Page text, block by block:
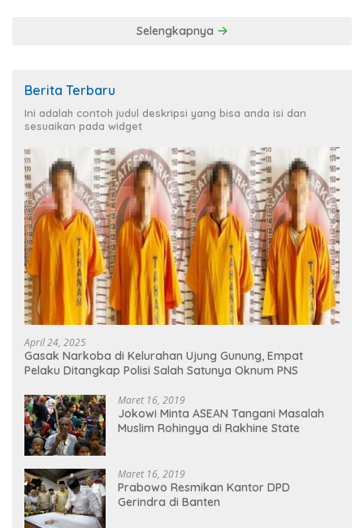
Selengkapnya
Berita Terbaru
Ini adalah contoh judul deskripsi yang bisa anda isi dan
sesuaikan pada widget
April 24, 2025
Gasak Narkoba di Kelurahan Ujung Gunung, Empat
Pelaku Ditangkap Polisi Salah Satunya Oknum PNS
Maret 16, 2019
Jokowi Minta ASEAN Tangani Masalah
Muslim Rohingya di Rakhine State
Maret 16, 2019
Prabowo Resmikan Kantor DPD
Gerindra di Banten